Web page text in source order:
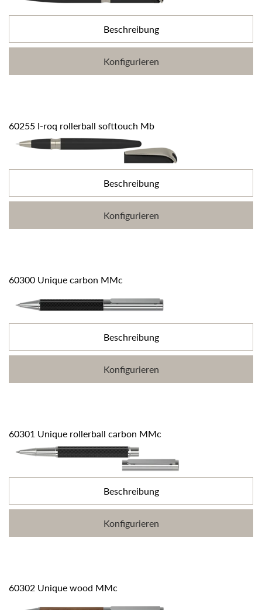
Beschreibung
Konfigurieren
60255 I-roq rollerball softtouch Mb
Beschreibung
Konfigurieren
60300 Unique carbon MMc
Beschreibung
Konfigurieren
60301 Unique rollerball carbon MMc
Beschreibung
Konfigurieren
60302 Unique wood MMc